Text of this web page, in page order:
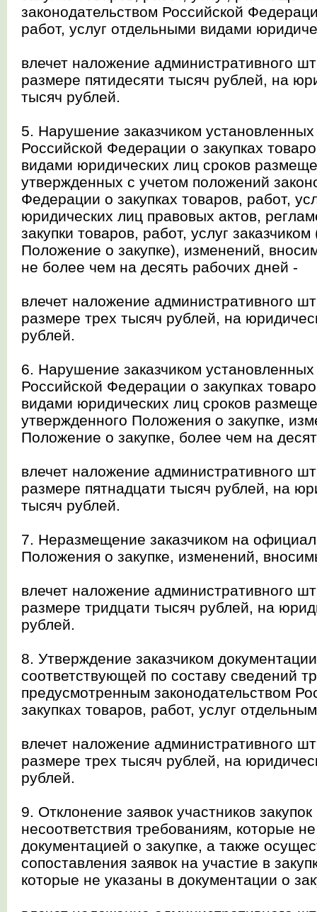
законодательством Российской
работ, услуг отдельными видами
влечет наложение административного
размере пятидесяти тысяч рублей, на
тысяч рублей.
5. Нарушение заказчиком установленных
Российской Федерации о закупках
видами юридических лиц сроков
утвержденных с учетом положений
Федерации о закупках товаров, работ,
юридических лиц правовых актов,
закупки товаров, работ, услуг
Положение о закупке), изменений,
не более чем на десять рабочих дней -
влечет наложение административного
размере трех тысяч рублей, на
рублей.
6. Нарушение заказчиком установленных
Российской Федерации о закупках
видами юридических лиц сроков
утвержденного Положения о закупке,
Положение о закупке, более чем на
влечет наложение административного
размере пятнадцати тысяч рублей, на
тысяч рублей.
7. Неразмещение заказчиком на
Положения о закупке, изменений,
влечет наложение административного
размере тридцати тысяч рублей, на
рублей.
8. Утверждение заказчиком
соответствующей по составу сведений
предусмотренным законодательством
закупках товаров, работ, услуг
влечет наложение административного
размере трех тысяч рублей, на
рублей.
9. Отклонение заявок участников
несоответствия требованиям, которые
документацией о закупке, а также
сопоставления заявок на участие в
которые не указаны в документации о